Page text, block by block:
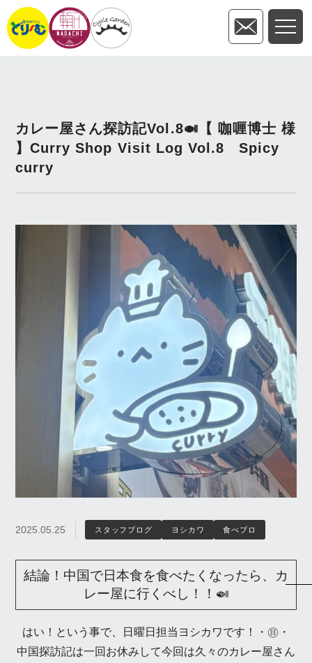
カレー屋さん探訪記Vol.8🍛【 咖喱博士 様
】Curry Shop Visit Log Vol.8 Spicy
curry
2025.05.25 スタッフブログ ヨシカワ 食べブロ
結論！中国で日本食を食べたくなったら、カ
レー屋に行くべし！！🍛
はい！という事で、日曜日担当ヨシカワです！・㊐・
中国探訪記は一回お休みして今回は久々のカレー屋さん